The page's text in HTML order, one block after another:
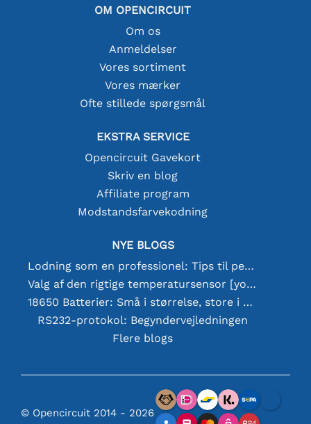
OM OPENCIRCUIT
Om os
Anmeldelser
Vores sortiment
Vores mærker
Ofte stillede spørgsmål
EKSTRA SERVICE
Opencircuit Gavekort
Skriv en blog
Affiliate program
Modstandsfarvekodning
NYE BLOGS
Lodning som en professionel: Tips til perfekte elektroniske forbindelser
Valg af den rigtige temperatursensor [youtube]
18650 Batterier: Små i størrelse, store i ydeevne
RS232-protokol: Begyndervejledningen
Flere blogs
© Opencircuit 2014 - 2026